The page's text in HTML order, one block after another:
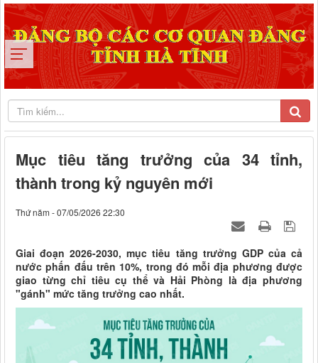
Mục tiêu tăng trưởng của 34 tỉnh,
thành trong kỷ nguyên mới
Thứ năm - 07/05/2026 22:30
Giai đoạn 2026-2030, mục tiêu tăng trưởng GDP của cả
nước phấn đấu trên 10%, trong đó mỗi địa phương được
giao từng chỉ tiêu cụ thể và Hải Phòng là địa phương
"gánh" mức tăng trưởng cao nhất.